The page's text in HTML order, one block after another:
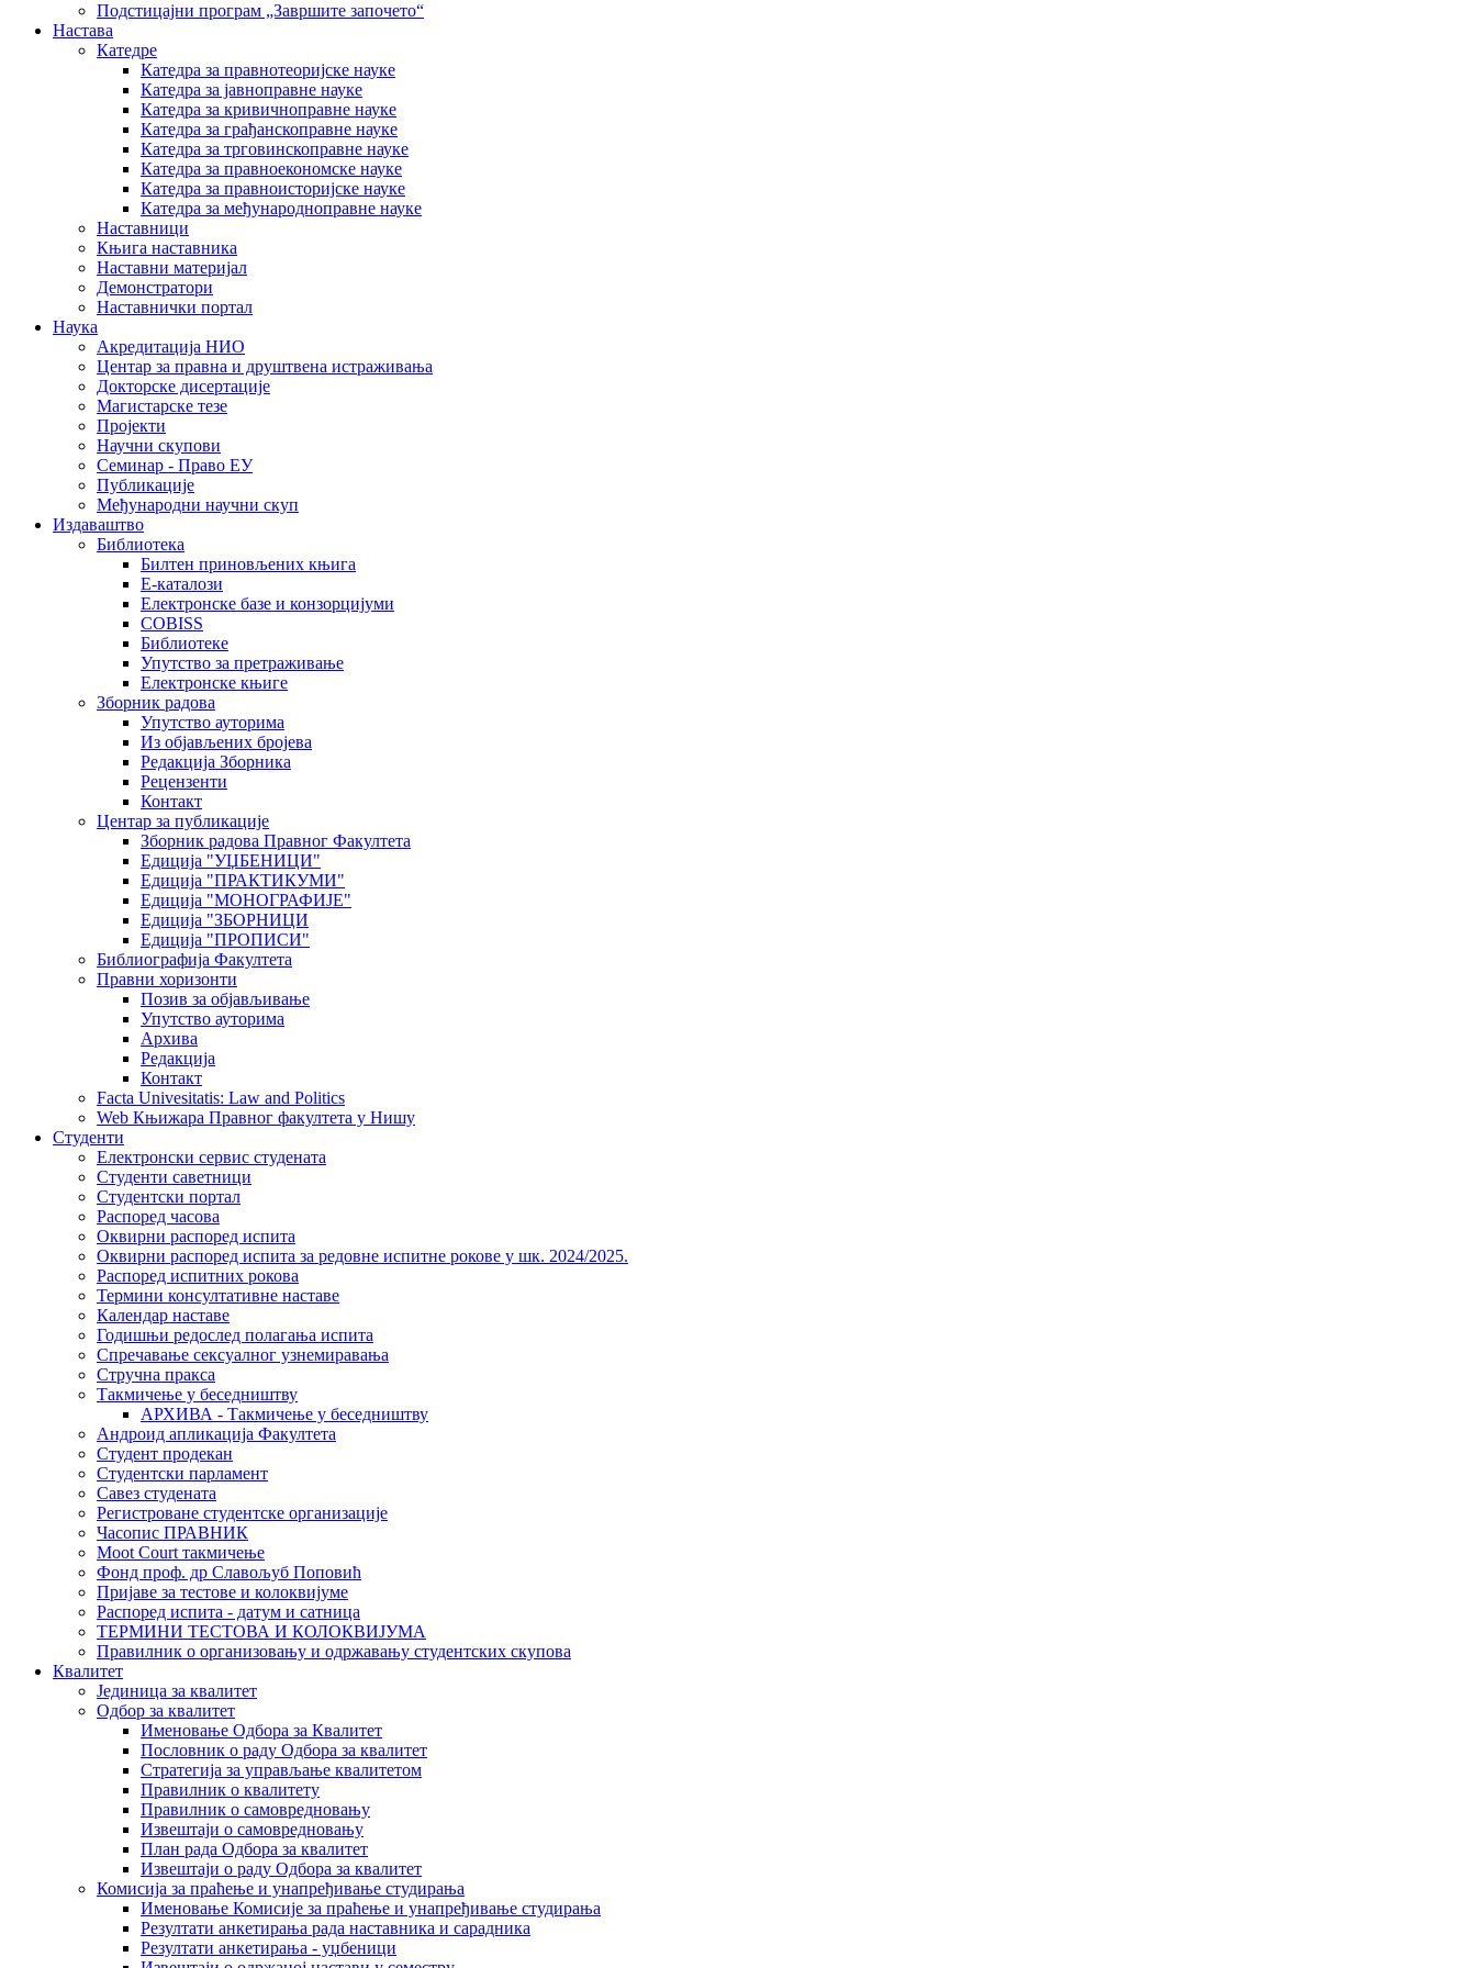
Подстицајни програм „Завршите започето“
Настава
Катедре
Катедра за правнотеоријске науке
Катедра за јавноправне науке
Катедра за кривичноправне науке
Катедра за грађанскоправне науке
Катедра за трговинскоправне науке
Катедра за правноекономске науке
Катедра за правноисторијске науке
Катедра за међународноправне науке
Наставници
Књига наставника
Наставни материјал
Демонстратори
Наставнички портал
Наука
Акредитација НИО
Центар за правна и друштвена истраживања
Докторске дисертације
Магистарске тезе
Пројекти
Научни скупови
Семинар - Право ЕУ
Публикације
Међународни научни скуп
Издаваштво
Библиотека
Билтен приновљених књига
Е-каталози
Електронске базе и конзорцијуми
COBISS
Библиотеке
Упутство за претраживање
Електронске књиге
Зборник радова
Упутство ауторима
Из објављених бројева
Редакција Зборника
Рецензенти
Контакт
Центар за публикације
Зборник радова Правног Факултета
Едиција "УЏБЕНИЦИ"
Едиција "ПРАКТИКУМИ"
Едиција "МОНОГРАФИЈЕ"
Едиција "ЗБОРНИЦИ
Едиција "ПРОПИСИ"
Библиографија Факултета
Правни хоризонти
Позив за објављивање
Упутство ауторима
Архива
Редакција
Контакт
Facta Univesitatis: Law and Politics
Web Књижара Правног факултета у Нишу
Студенти
Електронски сервис студената
Студенти саветници
Студентски портал
Распоред часова
Оквирни распоред испита
Оквирни распоред испита за редовне испитне рокове у шк. 2024/2025.
Распоред испитних рокова
Термини консултативне наставе
Календар наставе
Годишњи редослед полагања испита
Спречавање сексуалног узнемиравања
Стручна пракса
Такмичење у беседништву
АРХИВА - Такмичење у беседништву
Андроид апликација Факултета
Студент продекан
Студентски парламент
Савез студената
Регистроване студентске организације
Часопис ПРАВНИК
Moot Court такмичење
Фонд проф. др Славољуб Поповић
Пријаве за тестове и колоквијуме
Распоред испита - датум и сатница
ТЕРМИНИ ТЕСТОВА И КОЛОКВИЈУМА
Правилник о организовању и одржавању студентских скупова
Квалитет
Јединица за квалитет
Одбор за квалитет
Именовање Одбора за Квалитет
Пословник о раду Одбора за квалитет
Стратегија за управљање квалитетом
Правилник о квалитету
Правилник о самовредновању
Извештаји о самовредновању
План рада Одбора за квалитет
Извештаји о раду Одбора за квалитет
Комисија за праћење и унапређивање студирања
Именовање Комисије за праћење и унапређивање студирања
Резултати анкетирања рада наставника и сарадника
Резултати анкетирања - уџбеници